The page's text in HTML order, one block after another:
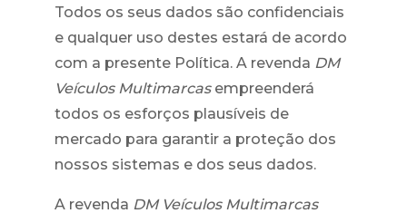
Todos os seus dados são confidenciais
e qualquer uso destes estará de acordo
com a presente Política. A revenda DM
Veículos Multimarcasempreenderá
todos os esforços plausíveis de
mercado para garantir a proteção dos
nossos sistemas e dos seus dados.
A revenda DM Veículos Multimarcas